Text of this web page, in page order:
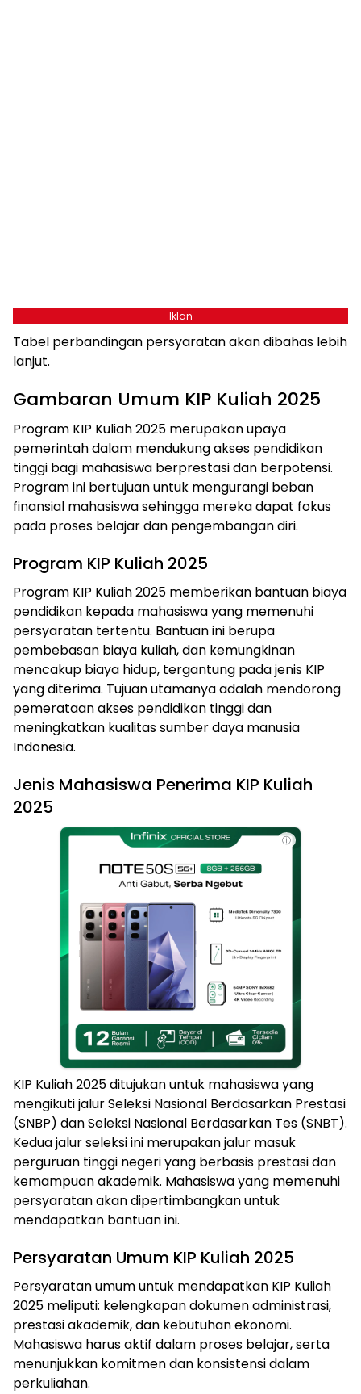
Iklan
Tabel perbandingan persyaratan akan dibahas lebih
lanjut.
Gambaran Umum KIP Kuliah 2025
Program KIP Kuliah 2025 merupakan upaya
pemerintah dalam mendukung akses pendidikan
tinggi bagi mahasiswa berprestasi dan berpotensi.
Program ini bertujuan untuk mengurangi beban
finansial mahasiswa sehingga mereka dapat fokus
pada proses belajar dan pengembangan diri.
Program KIP Kuliah 2025
Program KIP Kuliah 2025 memberikan bantuan biaya
pendidikan kepada mahasiswa yang memenuhi
persyaratan tertentu. Bantuan ini berupa
pembebasan biaya kuliah, dan kemungkinan
mencakup biaya hidup, tergantung pada jenis KIP
yang diterima. Tujuan utamanya adalah mendorong
pemerataan akses pendidikan tinggi dan
meningkatkan kualitas sumber daya manusia
Indonesia.
Jenis Mahasiswa Penerima KIP Kuliah
2025
ⓘ
KIP Kuliah 2025 ditujukan untuk mahasiswa yang
mengikuti jalur Seleksi Nasional Berdasarkan Prestasi
(SNBP) dan Seleksi Nasional Berdasarkan Tes (SNBT).
Kedua jalur seleksi ini merupakan jalur masuk
perguruan tinggi negeri yang berbasis prestasi dan
kemampuan akademik. Mahasiswa yang memenuhi
persyaratan akan dipertimbangkan untuk
mendapatkan bantuan ini.
Persyaratan Umum KIP Kuliah 2025
Persyaratan umum untuk mendapatkan KIP Kuliah
2025 meliputi: kelengkapan dokumen administrasi,
prestasi akademik, dan kebutuhan ekonomi.
Mahasiswa harus aktif dalam proses belajar, serta
menunjukkan komitmen dan konsistensi dalam
perkuliahan.